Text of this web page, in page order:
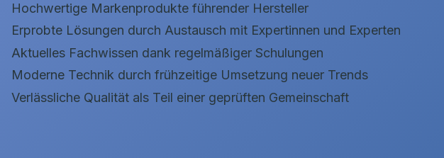
Hochwertige Markenprodukte führender Hersteller
Erprobte Lösungen durch Austausch mit Expertinnen und Experten
Aktuelles Fachwissen dank regelmäßiger Schulungen
Moderne Technik durch frühzeitige Umsetzung neuer Trends
Verlässliche Qualität als Teil einer geprüften Gemeinschaft